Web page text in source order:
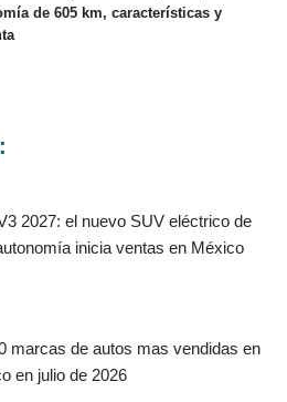
de 605 km, características y
2027: el nuevo SUV eléctrico de
inicia ventas en México
marcas de autos mas vendidas en
en julio de 2026